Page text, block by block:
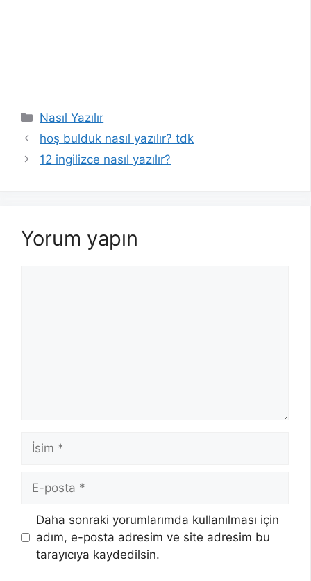
Kategoriler
Nasıl Yazılır
hoş bulduk nasıl yazılır? tdk
12 ingilizce nasıl yazılır?
Yorum yapın
İsim
posta
Daha sonraki yorumlarımda kullanılması için
adım, e-posta adresim ve site adresim bu
tarayıcıya kaydedilsin.